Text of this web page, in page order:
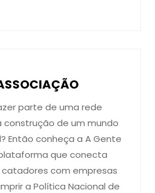
parte de uma rede
construção de um mundo
Então conheça a A Gente
que conecta
com empresas
a Política Nacional de